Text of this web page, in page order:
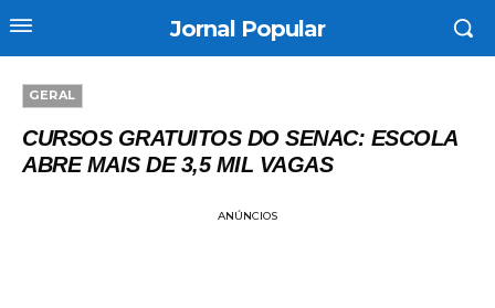
Jornal Popular
GERAL
CURSOS GRATUITOS DO SENAC: ESCOLA
ABRE MAIS DE 3,5 MIL VAGAS
ANÚNCIOS